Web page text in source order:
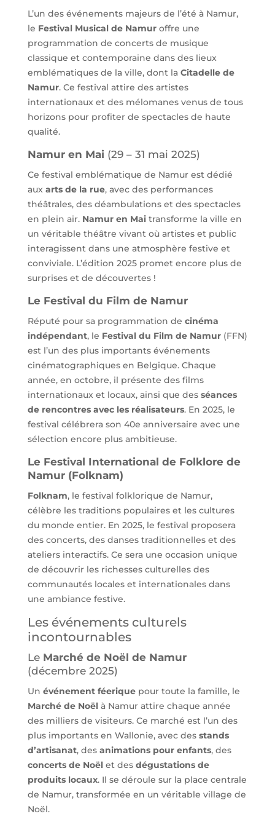
L’un des événements majeurs de l’été à Namur,
le Festival Musical de Namuroffre une
programmation de concerts de musique
classique et contemporaine dans des lieux
emblématiques de la ville, dont la Citadelle de
Namur. Ce festival attire des artistes
internationaux et des mélomanes venus de tous
horizons pour profiter de spectacles de haute
qualité.
Namur en Mai (29 – 31 mai 2025)
Ce festival emblématique de Namur est dédié
aux arts de la rue, avec des performances
théâtrales, des déambulations et des spectacles
en plein air. Namur en Maitransforme la ville en
un véritable théâtre vivant où artistes et public
interagissent dans une atmosphère festive et
conviviale. L’édition 2025 promet encore plus de
surprises et de découvertes !
Le Festival du Film de Namur
Réputé pour sa programmation de cinéma
indépendant, le Festival du Film de Namur(FFN)
est l’un des plus importants événements
cinématographiques en Belgique. Chaque
année, en octobre, il présente des films
internationaux et locaux, ainsi que des séances
de rencontres avec les réalisateurs. En 2025, le
festival célébrera son 40e anniversaire avec une
sélection encore plus ambitieuse.
Le Festival International de Folklore de
Namur (Folknam)
Folknam, le festival folklorique de Namur,
célèbre les traditions populaires et les cultures
du monde entier. En 2025, le festival proposera
des concerts, des danses traditionnelles et des
ateliers interactifs. Ce sera une occasion unique
de découvrir les richesses culturelles des
communautés locales et internationales dans
une ambiance festive.
Les événements culturels
incontournables
Le Marché de Noël de Namur
(décembre 2025)
Un événement féeriquepour toute la famille, le
Marché de Noëlà Namur attire chaque année
des milliers de visiteurs. Ce marché est l’un des
plus importants en Wallonie, avec des stands
d’artisanat, des animations pour enfants, des
concerts de Noëlet des dégustations de
produits locaux. Il se déroule sur la place centrale
de Namur, transformée en un véritable village de
Noël.